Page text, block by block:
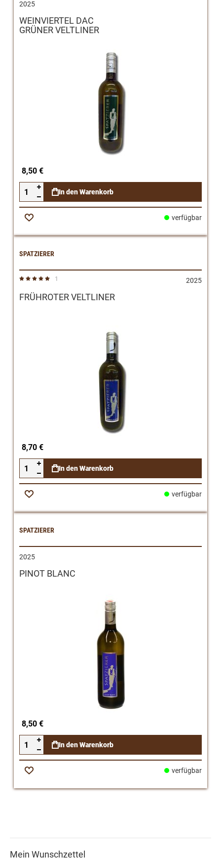
2025
WEINVIERTEL DAC
GRÜNER VELTLINER
8,50 €
In den Warenkorb
Zur
verfügbar
SPATZIERER
Bewertung: 1 2025
FRÜHROTER VELTLINER
8,70 €
In den Warenkorb
Zur
verfügbar
SPATZIERER
2025
PINOT BLANC
8,50 €
In den Warenkorb
Zur
verfügbar
Mein Wunschzettel